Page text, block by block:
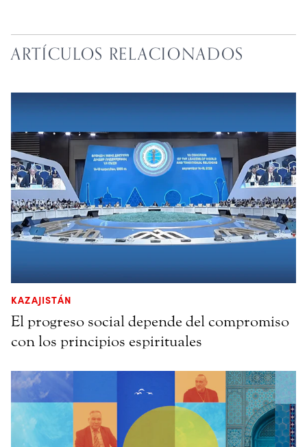
ARTÍCULOS RELACIONADOS
KAZAJISTÁN
El progreso social depende del compromiso
con los principios espirituales